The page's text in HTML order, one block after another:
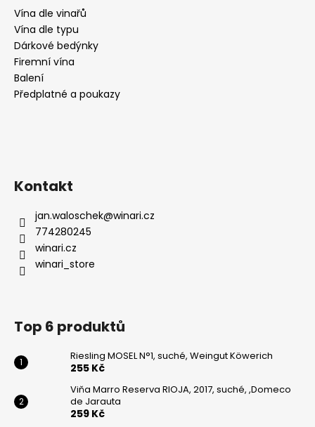
Vína dle vinařů
Vína dle typu
Dárkové bedýnky
Firemní vína
Balení
Předplatné a poukazy
Kontakt
jan.waloschek@winari.cz
774280245
winari.cz
winari_store
Top 6 produktů
Riesling MOSEL N°1, suché, Weingut Köwerich
255 Kč
Viňa Marro Reserva RIOJA, 2017, suché, ,Domeco
de Jarauta
259 Kč